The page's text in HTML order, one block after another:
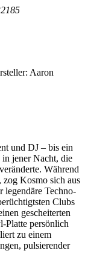
Aaron
und DJ – bis ein
in jener Nacht, die
Während
zog Kosmo sich aus
legendäre Techno-
Clubs
gescheiterten
Platte persönlich
zu einem
pulsierender